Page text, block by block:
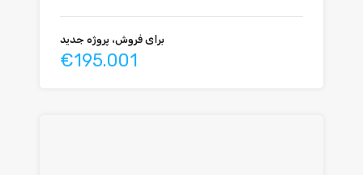
برای فروش، پروژه جدید
€195.001